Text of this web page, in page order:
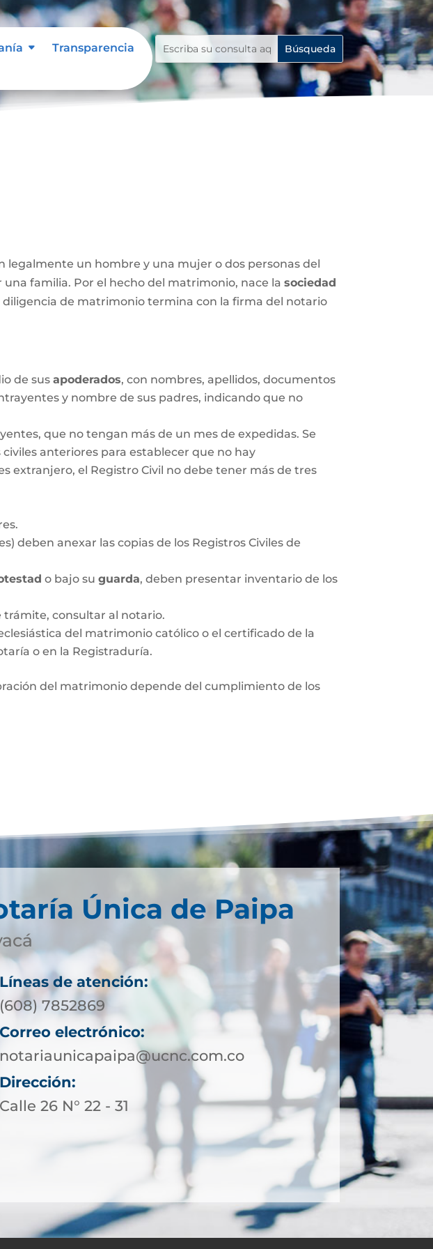
Transparencia
legalmente un hombre y una mujer o dos personas del
familia. Por el hecho del matrimonio, nace lasociedad
de matrimonio termina con la firma del notario
de susapoderados, con nombres, apellidos, documentos
y nombre de sus padres, indicando que no
que no tengan más de un mes de expedidas. Se
anteriores para establecer que no hay
extranjero, el Registro Civil no debe tener más de tres
deben anexar las copias de los Registros Civiles de
o bajo suguarda, deben presentar inventario de los
trámite, consultar al notario.
del matrimonio católico o el certificado de la
o en la Registraduría.
del matrimonio depende del cumplimiento de los
Única de Paipa
Líneas de atención:
(608) 7852869
Correo electrónico:
notariaunicapaipa@ucnc.com.co
Dirección:
Calle 26 N° 22 - 31